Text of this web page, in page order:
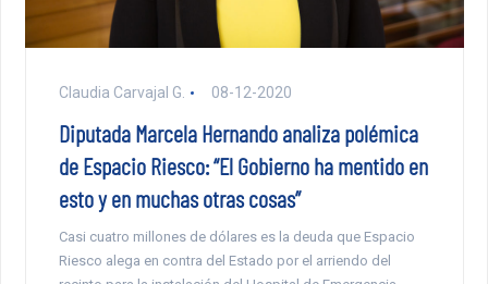
Claudia Carvajal G. 08-12-2020
Diputada Marcela Hernando analiza polémica
de Espacio Riesco: “El Gobierno ha mentido en
esto y en muchas otras cosas”
Casi cuatro millones de dólares es la deuda que Espacio
Riesco alega en contra del Estado por el arriendo del